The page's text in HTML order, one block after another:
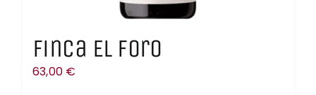
Finca El Foro
63,00 €